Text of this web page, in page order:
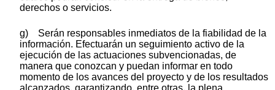
derechos o servicios.
g) Serán responsables inmediatos de la fiabilidad de la
información. Efectuarán un seguimiento activo de la
ejecución de las actuaciones subvencionadas, de
manera que conozcan y puedan informar en todo
momento de los avances del proyecto y de los resultados
alcanzados, garantizando, entre otras, la plena